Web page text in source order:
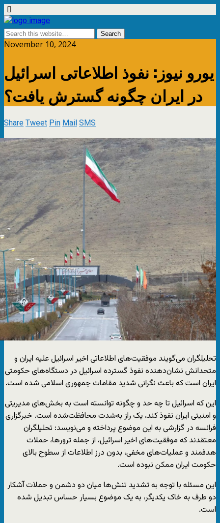
November 10, 2024
یورو نیوز: نفوذ اطلاعاتی اسرائیل
در ایران چگونه گسترش یافت؟
ShareTweetPinMailSMS
تحلیلگران می‌گویند موفقیت‌های اطلاعاتی اخیر اسرائیل علیه ایران و
متحدانش نشان‌دهنده نفوذ گسترده اسرائیل در دستگاه‌های حکومتی
ایران است که باعث نگرانی شدید مقامات جمهوری اسلامی شده است.
این که اسرائیل تا چه حد و چگونه توانسته است به بخش‌های مدیریتی
و امنیتی ایران نفوذ کند، یک راز به‌شدت محافظت‌شده است. خبرگزاری
فرانسه در گزارشی به این موضوع پرداخته و می‌نویسد: تحلیلگران
معتقدند که موفقیت‌های اخیر اسرائیل، از جمله ترورها، حملات
هدفمند و عملیات‌های مخفی، بدون درز اطلاعات از سطوح بالای
حکومت ایران ممکن نبوده است.
این مسئله با توجه به تشدید تنش‌ها میان دو دشمن و حملات آشکار
دو طرف به خاک یکدیگر، به یک موضوع بسیار حساس تبدیل شده
است.